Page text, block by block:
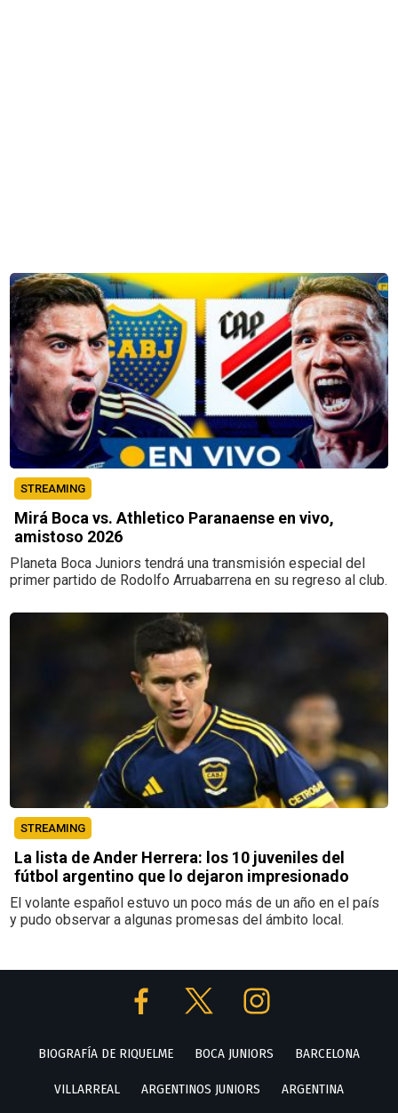
STREAMING
Mirá Boca vs. Athletico Paranaense en vivo,
amistoso 2026
Planeta Boca Juniors tendrá una transmisión especial del
primer partido de Rodolfo Arruabarrena en su regreso al club.
STREAMING
La lista de Ander Herrera: los 10 juveniles del
fútbol argentino que lo dejaron impresionado
El volante español estuvo un poco más de un año en el país
y pudo observar a algunas promesas del ámbito local.
BIOGRAFÍA DE RIQUELME BOCA JUNIORS BARCELONA
VILLARREAL ARGENTINOS JUNIORS ARGENTINA